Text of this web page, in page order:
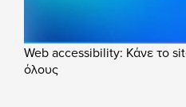
Web accessibility: Κάνε το
όλους